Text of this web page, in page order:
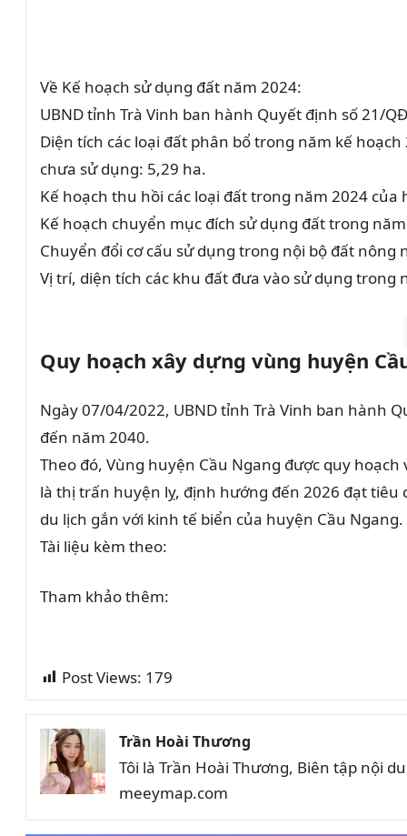
Về Kế hoạch sử dụng đất năm 2024:
UBND tỉnh Trà Vinh ban hành Quyết định số 21/
Diện tích các loại đất phân bổ trong năm kế
chưa sử dụng: 5,29 ha.
Kế hoạch thu hồi các loại đất trong năm 2024
Kế hoạch chuyển mục đích sử dụng đất trong
Chuyển đổi cơ cấu sử dụng trong nội bộ đất
Vị trí, diện tích các khu đất đưa vào sử dụng
Quy hoạch xây dựng vùng huyện
Ngày 07/04/2022, UBND tỉnh Trà Vinh ban hành
đến năm 2040.
Theo đó, Vùng huyện Cầu Ngang được quy
là thị trấn huyện lỵ, định hướng đến 2026 đạt
du lịch gắn với kinh tế biển của huyện Cầu Ngang.
Tài liệu kèm theo:
Tham khảo thêm:
Post Views: 179
Trần Hoài Thương
Tôi là Trần Hoài Thương, Biên tập nội
meeymap.com